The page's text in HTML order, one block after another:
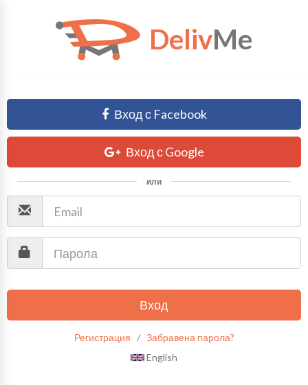
DelivMe
Вход с Facebook
Вход с Google
или
Вход
Регистрация / Забравена парола?
English